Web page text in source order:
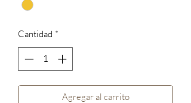
Cantidad *
Agregar al carrito